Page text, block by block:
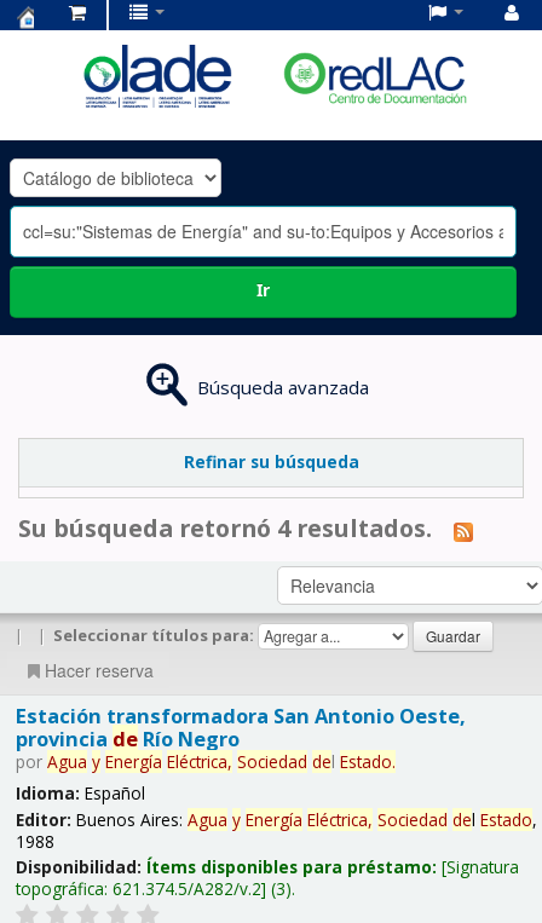
OLADE
-
Ir
Búsqueda avanzada
Refinar su búsqueda
Su búsqueda retornó 4 resultados.
| | Seleccionar títulos para:
Hacer reserva
Estación transformadora San Antonio Oeste,
provincia deRío Negro
por Agua y Energía Eléctrica, Sociedad del Estado.
Idioma: Español
Editor: Buenos Aires: Agua y Energía Eléctrica, Sociedad del Estado,
1988
Disponibilidad: Ítems disponibles para préstamo: Signatura
topográfica: 621.374.5/A282/v.2 (3).